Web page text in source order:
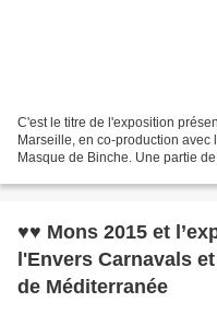
C'est le titre de l'exposition
Marseille, en co-production
Masque de Binche. Une partie
♥♥ Mons 2015 et l’exposition
l'Envers Carnavals et Mascarades d'Europe et
de Méditerranée